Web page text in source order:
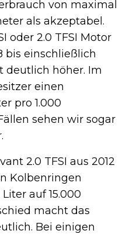
von maximal
als akzeptabel.
oder 2.0 TFSI Motor
bis einschließlich
deutlich höher. Im
einen
pro 1.000
sehen wir sogar
2.0 TFSI aus 2012
Kolbenringen
auf 15.000
macht das
Bei einigen